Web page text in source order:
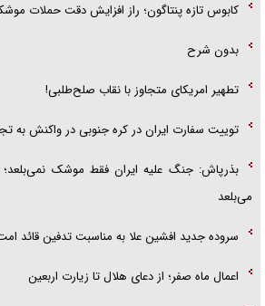
کابوس تازه پنتاگون؛ راز افزایش دقت حملات
بدون شرح
تطهیر امریکای متجاوز با نقاب صلح‌طلبی!
توییت سفارت ایران در کره جنوبی در واکنش به
بذرپاش: ‏جنگ علیه ایران فقط موشک نمی‌بلعد؛
می‌بلعد
سروده جدید افشین علا به مناسبت تدفین قائد
اعمال ماه صفر؛ از دعای هلال تا زیارت اربعین